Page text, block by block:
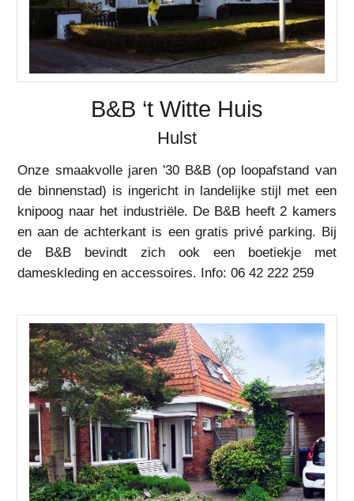
B&B ‘t Witte Huis
Hulst
Onze smaakvolle jaren '30 B&B (op loopafstand van
de binnenstad) is ingericht in landelijke stijl met een
knipoog naar het industriële. De B&B heeft 2 kamers
en aan de achterkant is een gratis privé parking. Bij
de B&B bevindt zich ook een boetiekje met
dameskleding en accessoires. Info: 06 42 222 259